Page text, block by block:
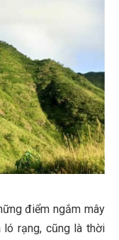
điểm ngắm mây
ló rạng, cũng là thời